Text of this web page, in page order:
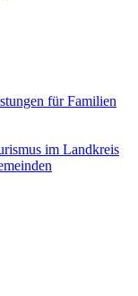
für Familien
im Landkreis